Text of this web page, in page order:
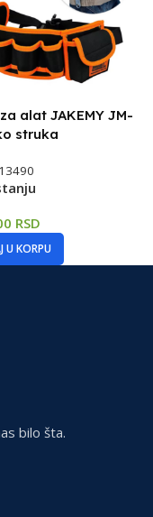
alat JAKEMY JM-
struka
RSD
U KORPU
bilo šta.